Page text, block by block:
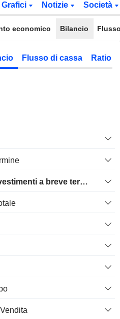
Grafici Notizie Società
economico Bilancio
Flusso di cassa Ratio
Totale di contanti e investimenti a breve termine